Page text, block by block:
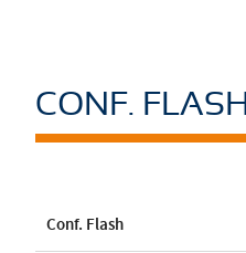
CONF. FLASH
Conf. Flash